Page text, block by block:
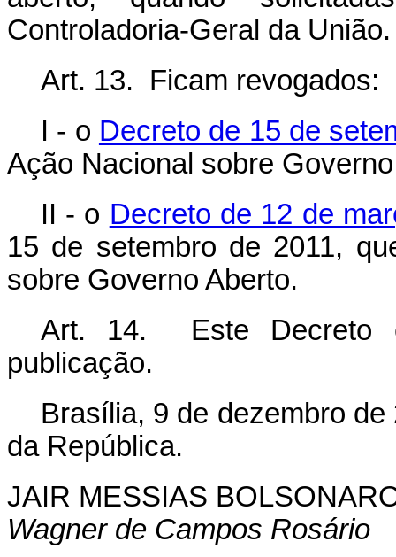
Controladoria-Geral da União.
Art. 13. Ficam revogados:
I - o Decreto de 15 de
Ação Nacional sobre
II - o Decreto de 12 de
15 de setembro de 2011,
sobre Governo Aberto.
Art. 14. Este Decreto
publicação.
Brasília, 9 de dezembro de
da República.
JAIR MESSIAS
Wagner de Campos Rosário